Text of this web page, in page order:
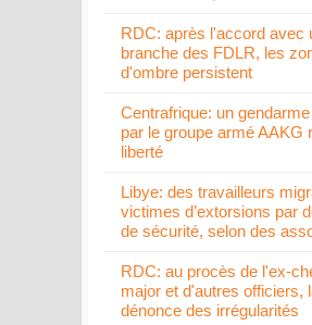
RDC: après l'accord avec
branche des FDLR, les
d'ombre persistent
Centrafrique: un
par le groupe armé AAKG
liberté
Libye: des travailleurs
victimes d’extorsions par
de sécurité, selon des
RDC: au procès de l'ex-
major et d'autres officiers,
dénonce des irrégularités